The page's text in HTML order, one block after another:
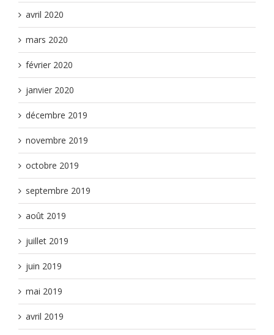
avril 2020
mars 2020
février 2020
janvier 2020
décembre 2019
novembre 2019
octobre 2019
septembre 2019
août 2019
juillet 2019
juin 2019
mai 2019
avril 2019